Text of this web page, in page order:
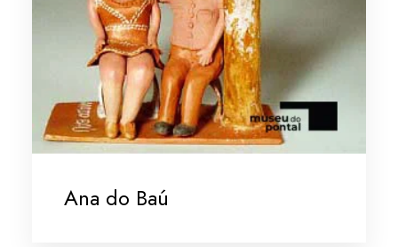
Ana do Baú